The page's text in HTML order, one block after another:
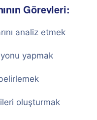
Görevleri:
analiz etmek
yapmak
oluşturmak